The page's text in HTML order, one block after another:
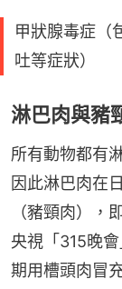
甲狀腺毒症（
吐等症狀）
淋巴肉與豬
所有動物都有
因此淋巴肉在
（豬頸肉），
央視「315晚
期用槽頭肉冒